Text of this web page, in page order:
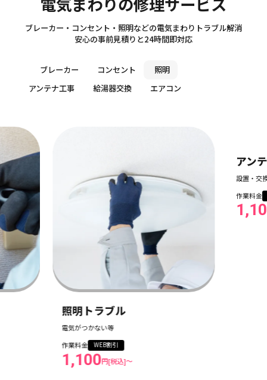
Electricity
ブレーカー・コンセント・照明などの電気まわりトラブル解消
安心の事前見積りと24時間即対応
ブレーカー コンセント
照明
アンテナ工事
給湯器交換 エアコン
照明トラブル
電気がつかない等
作業料金
WEB割引
1,100円[税込]〜